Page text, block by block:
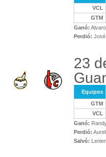
VCL
GTM
Ganó:
Perdió:
23
Equipos
GTM
VCL
Ganó:
Perdió:
Salvó: